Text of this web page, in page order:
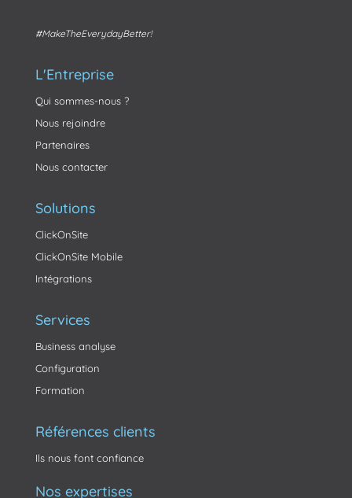
#MakeTheEverydayBetter!
L'Entreprise
Qui sommes-nous ?
Nous rejoindre
Partenaires
Nous contacter
Solutions
ClickOnSite
ClickOnSite Mobile
Intégrations
Services
Business analyse
Configuration
Formation
Références clients
Ils nous font confiance
Nos expertises